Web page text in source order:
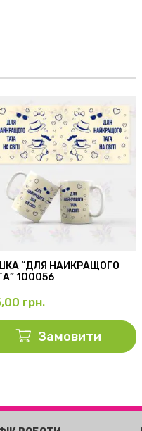
“ДЛЯ НАЙКРАЩОГО
100056
грн.
Замовити